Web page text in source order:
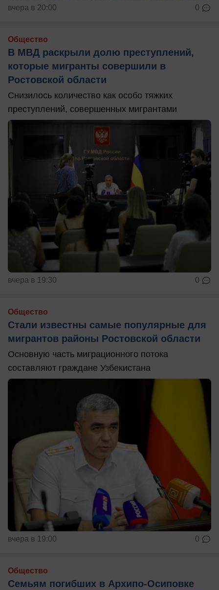
вчера в 20:00 0
Общество
В МВД раскрыли долю преступлений,
которые мигранты совершили в
Ростовской области
Снизилось количество как особо тяжких
преступлений, совершенных мигрантами
вчера в 19:30 0
Общество
Стали известны самые популярные для
мигрантов районы Ростовской области
Основную часть миграционного потока
составляют граждане Узбекистана
вчера в 19:00 0
Общество
Семьям погибших в Архипо-Осиповке